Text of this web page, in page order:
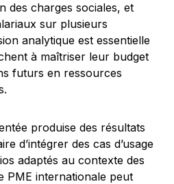
des charges sociales, et
sur plusieurs
analytique est essentielle
à maîtriser leur budget
futurs en ressources
produise des résultats
d’intégrer des cas d’usage
adaptés au contexte des
PME internationale peut